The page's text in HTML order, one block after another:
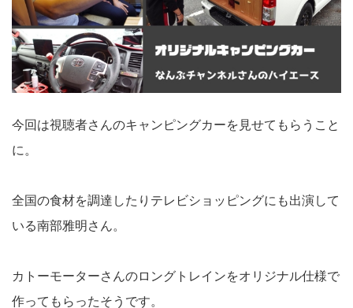
今回は視聴者さんのキャンピングカーを見せてもらうこと
に。
全国の食材を調達したりテレビショッピングにも出演して
いる南部雅明さん。
カトーモーターさんのロングトレインをオリジナル仕様で
作ってもらったそうです。